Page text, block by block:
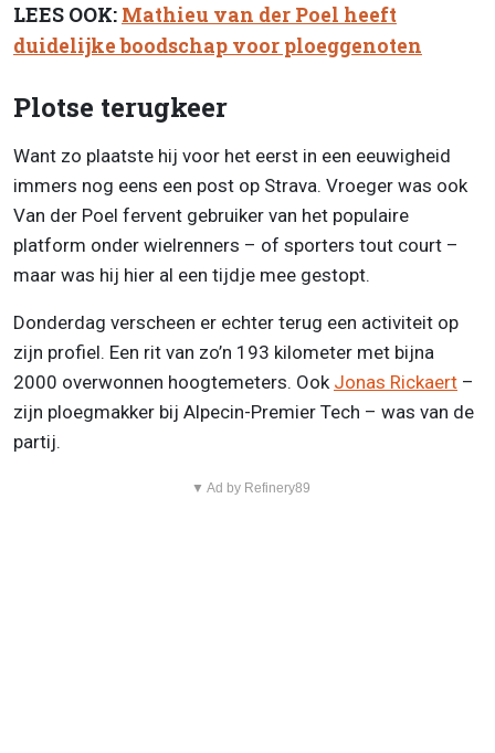
LEES OOK: Mathieu van der Poel heeft
duidelijke boodschap voor ploeggenoten
Plotse terugkeer
Want zo plaatste hij voor het eerst in een eeuwigheid
immers nog eens een post op Strava. Vroeger was ook
Van der Poel fervent gebruiker van het populaire
platform onder wielrenners – of sporters tout court –
maar was hij hier al een tijdje mee gestopt.
Donderdag verscheen er echter terug een activiteit op
zijn profiel. Een rit van zo’n 193 kilometer met bijna
2000 overwonnen hoogtemeters. Ook Jonas Rickaert –
zijn ploegmakker bij Alpecin-Premier Tech – was van de
partij.
▼ Ad by Refinery89